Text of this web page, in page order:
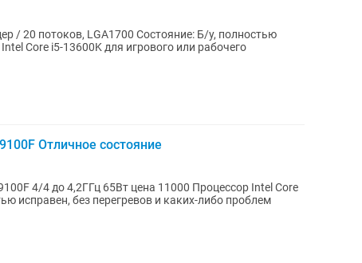
Состояние: Б/у, полностью
Отличное состояние
4,2ГГц 65Вт цена 11000 Процессор Intel Core
исправен, без перегревов и каких-либо проблем